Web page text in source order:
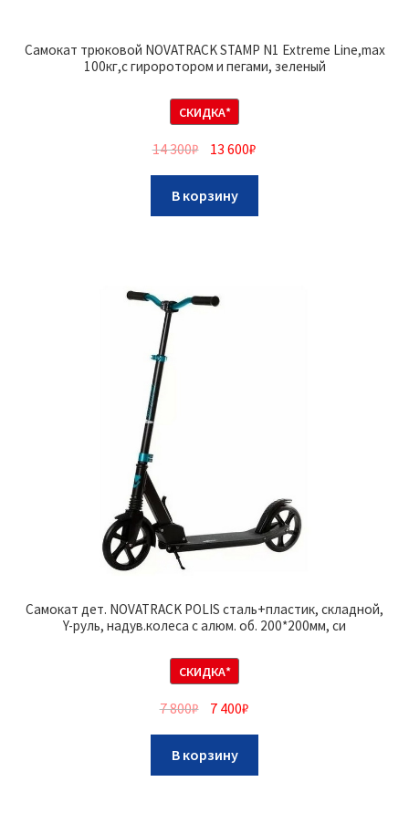
Самокат трюковой NOVATRACK STAMP N1 Extreme Line,max
100кг,c гироротором и пегами, зеленый
СКИДКА*
14 300₽ 13 600₽
В корзину
Самокат дет. NOVATRACK POLIS сталь+пластик, складной,
Y-руль, надув.колеса с алюм. об. 200*200мм, си
СКИДКА*
7 800₽ 7 400₽
В корзину